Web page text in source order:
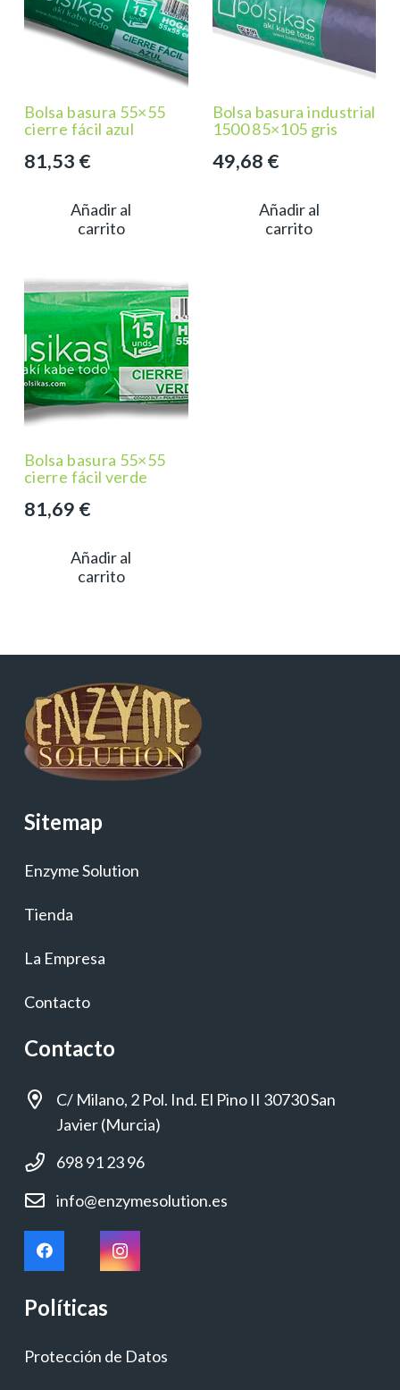
Bolsa basura 55×55
cierre fácil azul
81,53 €
Añadir al
carrito
Bolsa basura industrial
1500 85×105 gris
49,68 €
Añadir al
carrito
Bolsa basura 55×55
cierre fácil verde
81,69 €
Añadir al
carrito
Sitemap
Enzyme Solution
Tienda
La Empresa
Contacto
Contacto
C/ Milano, 2 Pol. Ind. El Pino II 30730 San
Javier (Murcia)
698 91 23 96
info@enzymesolution.es
Políticas
Protección de Datos